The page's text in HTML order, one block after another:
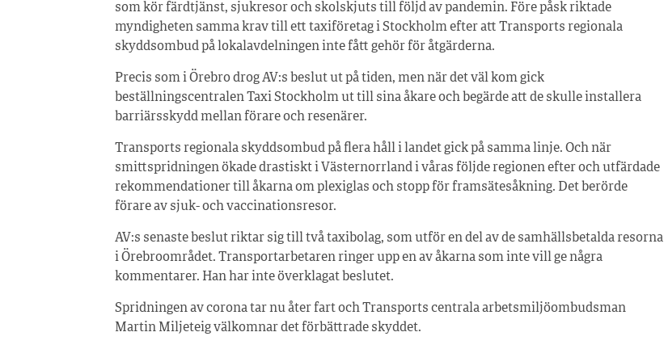
som kör färdtjänst, sjukresor och skolskjuts till följd av pandemin. Före påsk riktade
myndigheten samma krav till ett taxiföretag i Stockholm efter att Transports regionala
skyddsombud på lokalavdelningen inte fått gehör för åtgärderna.
Precis som i Örebro drog AV:s beslut ut på tiden, men när det väl kom gick
beställningscentralen Taxi Stockholm ut till sina åkare och begärde att de skulle installera
barriärsskydd mellan förare och resenärer.
Transports regionala skyddsombud på flera håll i landet gick på samma linje. Och när
smittspridningen ökade drastiskt i Västernorrland i våras följde regionen efter och utfärdade
rekommendationer till åkarna om plexiglas och stopp för framsätesåkning. Det berörde
förare av sjuk- och vaccinationsresor.
AV:s senaste beslut riktar sig till två taxibolag, som utför en del av de samhällsbetalda resorna
i Örebroområdet. Transportarbetaren ringer upp en av åkarna som inte vill ge några
kommentarer. Han har inte överklagat beslutet.
Spridningen av corona tar nu åter fart och Transports centrala arbetsmiljöombudsman
Martin Miljeteig välkomnar det förbättrade skyddet.